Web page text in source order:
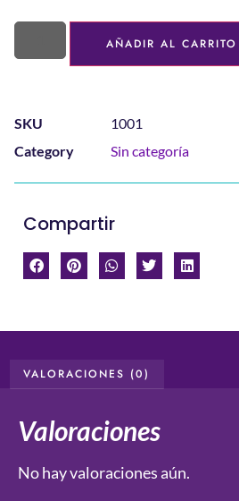
AÑADIR AL CARRITO
SKU
1001
Category
Sin categoría
Compartir
VALORACIONES (0)
Valoraciones
No hay valoraciones aún.